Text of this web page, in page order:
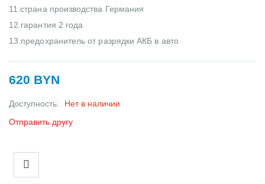
11.страна производства Германия
12.гарантия 2 года
13.предохранитель от разрядки АКБ в авто
620 BYN
Доступность:
Нет в наличии
Отправить другу